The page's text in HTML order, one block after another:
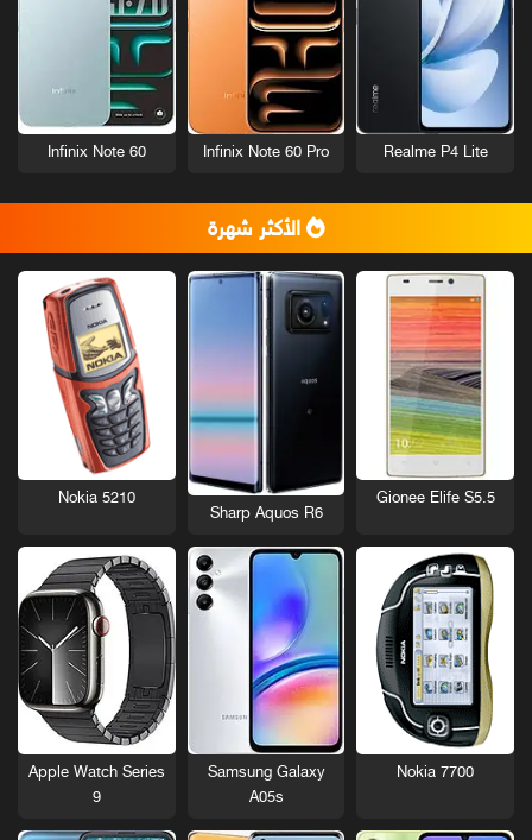
Realme P4 Lite
Infinix Note 60 Pro
Infinix Note 60
الأكثر شهرة
Gionee Elife S5.5
Sharp Aquos R6
Nokia 5210
Nokia 7700
Samsung Galaxy
A05s
Apple Watch Series
9